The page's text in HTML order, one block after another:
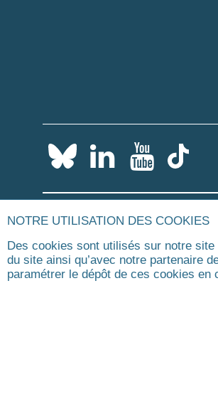
NOTRE UTILISATION DES COOKIES
Des cookies sont utilisés sur notre
du site ainsi qu’avec notre partenaire
paramétrer le dépôt de ces cookies en
Paris
Dauphine
sur
Bluesky
Paris
Dauphine
sur
LinkedIn
Paris
sur
Paris
sur